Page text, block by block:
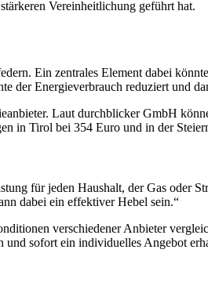
Vereinheitlichung geführt hat.
Ein zentrales Element dabei
der Energieverbrauch reduziert und
Laut durchblicker GmbH
in Tirol bei 354 Euro und in der
für jeden Haushalt, der Gas oder
dabei ein effektiver Hebel sein.“
verschiedener Anbieter
und sofort ein individuelles Angebot